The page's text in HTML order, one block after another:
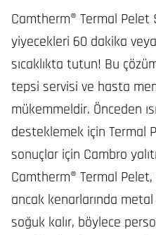
Camtherm® Termal Pelet
yiyecekleri 60 dakika
sıcaklıkta tutun! Bu
tepsi servisi ve hasta
mükemmeldir. Önceden
desteklemek için Termal
sonuçlar için Cambro
Camtherm® Termal Pelet,
ancak kenarlarında
soğuk kalır, böylece